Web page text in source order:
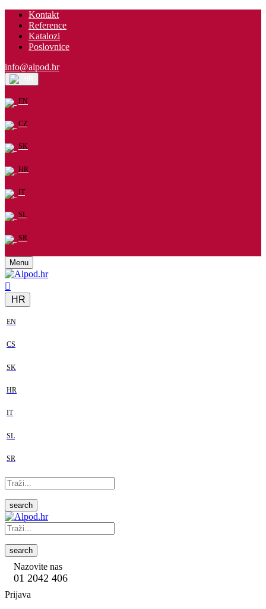
Kontakt
Reference
Katalozi
Poslovnice
info@alpod.hr
EN
CZ
SK
HR
IT
SL
SR
Menu
HR
EN
CS
SK
HR
IT
SL
SR
search
search
Nazovite nas
01 2042 406
Prijava